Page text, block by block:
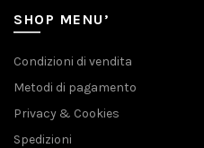
SHOP MENU’
Condizioni di vendita
Metodi di pagamento
Privacy & Cookies
Spedizioni